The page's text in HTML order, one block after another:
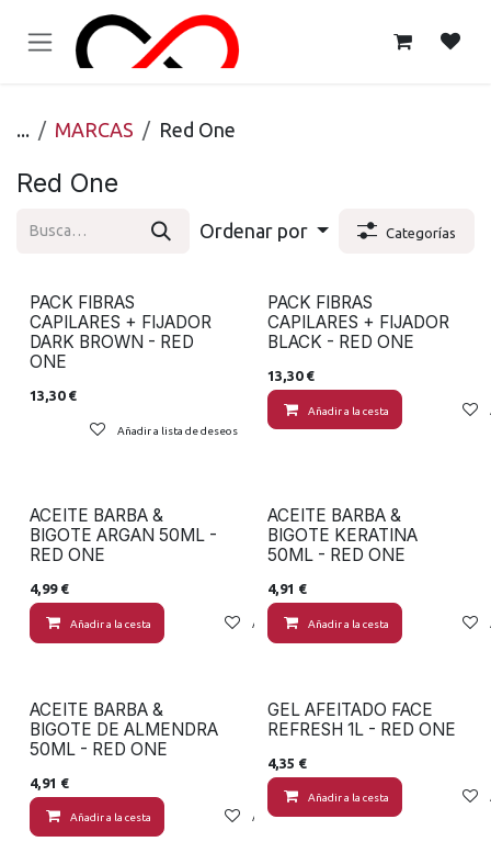
... MARCAS Red One
Red One
Ordenar por Categorías
PACK FIBRAS
CAPILARES + FIJADOR
DARK BROWN - RED
ONE
13,30€
Añadir a lista de deseos
PACK FIBRAS
CAPILARES + FIJADOR
BLACK - RED ONE
13,30€
Añadir a la cesta
ACEITE BARBA &
BIGOTE ARGAN 50ML -
RED ONE
4,99€
Añadir a la cesta Añadir a lista de deseos
ACEITE BARBA &
BIGOTE KERATINA
50ML - RED ONE
4,91 €
Añadir a la cesta
ACEITE BARBA &
BIGOTE DE ALMENDRA
50ML - RED ONE
4,91 €
Añadir a la cesta Añadir a lista de deseos
GEL AFEITADO FACE
REFRESH 1L - RED ONE
4,35 €
Añadir a la cesta